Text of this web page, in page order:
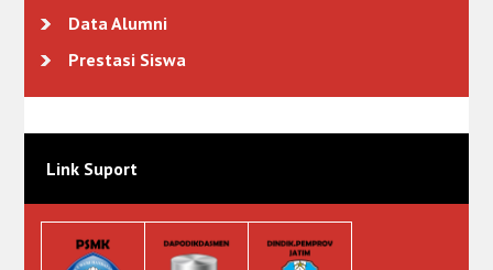
Data Alumni
Prestasi Siswa
Link Suport